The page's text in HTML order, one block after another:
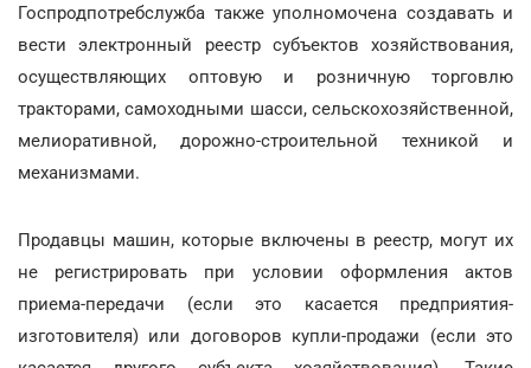
Госпродпотребслужба также уполномочена создавать и
вести электронный реестр субъектов хозяйствования,
осуществляющих оптовую и розничную торговлю
тракторами, самоходными шасси, сельскохозяйственной,
мелиоративной, дорожно-строительной техникой и
механизмами.
Продавцы машин, которые включены в реестр, могут их
не регистрировать при условии оформления актов
приема-передачи (если это касается предприятия-
изготовителя) или договоров купли-продажи (если это